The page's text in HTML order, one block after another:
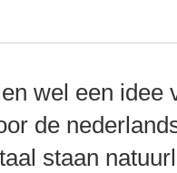
wel een idee
de
staan